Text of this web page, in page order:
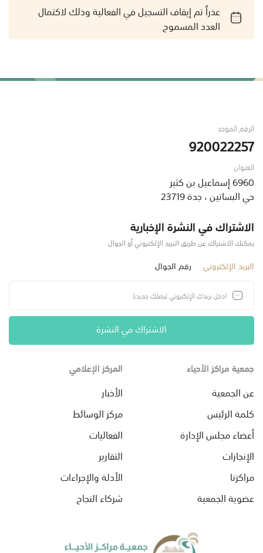
عذراً تم إيقاف التسجيل في الفعالية وذلك لاكتمال
العدد المسموح
الرقم الموحد
920022257
العنوان
6960 إسماعيل بن كثير
حي البساتين ، جدة 23719
الاشتراك في النشرة الإخبارية
يمكنك الاشتراك عن طريق البريد الإلكتروني أو الجوال
البريد الإلكتروني رقم الجوال
الاشتراك في النشرة
جمعية مراكز الأحياء
عن الجمعية
كلمة الرئيس
أعضاء مجلس الإدارة
الإنجازات
مراكزنا
عضوية الجمعية
المركز الإعلامي
الأخبار
مركز الوسائط
الفعاليات
التقارير
الأدلة والإجراءات
شركاء النجاح